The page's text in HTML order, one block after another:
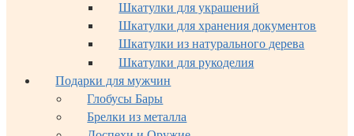
Шкатулки для украшений
Шкатулки для хранения документов
Шкатулки из натурального дерева
Шкатулки для рукоделия
Подарки для мужчин
Глобусы Бары
Брелки из металла